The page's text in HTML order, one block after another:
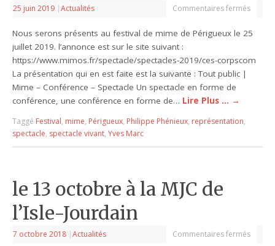
25 juin 2019 |Actualités Commentaires fermés
Nous serons présents au festival de mime de Périgueux le 25
juillet 2019. l’annonce est sur le site suivant :
https://www.mimos.fr/spectacle/spectacles-2019/ces-corpscom
La présentation qui en est faite est la suivante : Tout public |
Mime – Conférence – Spectacle Un spectacle en forme de
conférence, une conférence en forme de… Lire Plus … →
Taggé Festival, mime, Périgueux, Philippe Phénieux, représentation,
spectacle, spectacle vivant,Yves Marc
le 13 octobre à la MJC de
l’Isle-Jourdain
7 octobre 2018 |Actualités Commentaires fermés